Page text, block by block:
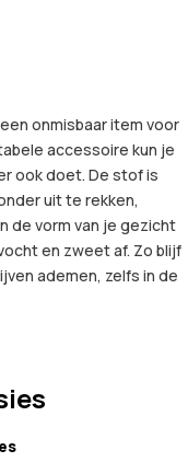
onmisbaar item voor
accessoire kun je
ook doet. De stof is
uit te rekken,
de vorm van je gezicht
en zweet af. Zo blijf
ademen, zelfs in de